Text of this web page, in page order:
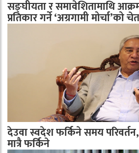
सङ्घीयता र समावेशितामाथि
प्रतिकार गर्ने ‘अग्रगामी मोर्चा’को
देउवा स्वदेश फर्किने समय
मात्रै फर्किने